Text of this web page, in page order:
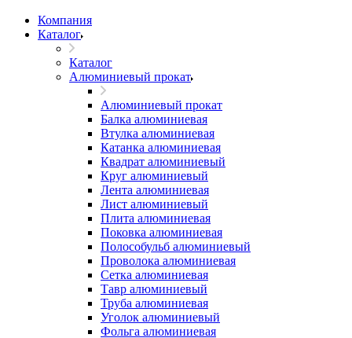
Компания
Каталог
Каталог
Алюминиевый прокат
Алюминиевый прокат
Балка алюминиевая
Втулка алюминиевая
Катанка алюминиевая
Квадрат алюминиевый
Круг алюминиевый
Лента алюминиевая
Лист алюминиевый
Плита алюминиевая
Поковка алюминиевая
Полособульб алюминиевый
Проволока алюминиевая
Сетка алюминиевая
Тавр алюминиевый
Труба алюминиевая
Уголок алюминиевый
Фольга алюминиевая